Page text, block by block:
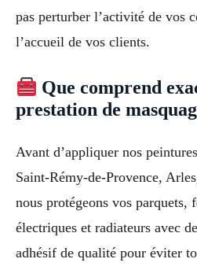
pas perturber l’activité de vos
l’accueil de vos clients.
Que comprend
prestation de
Avant d’appliquer nos
Saint-Rémy-de-Provence,
nous protégeons vos parquets,
électriques et radiateurs avec
adhésif de qualité pour éviter